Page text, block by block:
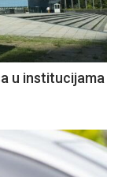
u institucijama